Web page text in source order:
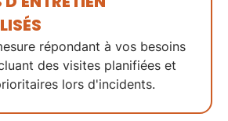
répondant à vos besoins
des visites planifiées et
lors d'incidents.